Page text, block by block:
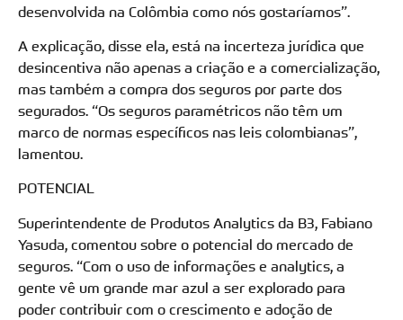
desenvolvida na Colômbia como nós gostaríamos”.
A explicação, disse ela, está na incerteza jurídica que
desincentiva não apenas a criação e a comercialização,
mas também a compra dos seguros por parte dos
segurados. “Os seguros paramétricos não têm um
marco de normas específicos nas leis colombianas”,
lamentou.
POTENCIAL
Superintendente de Produtos Analytics da B3, Fabiano
Yasuda, comentou sobre o potencial do mercado de
seguros. “Com o uso de informações e analytics, a
gente vê um grande mar azul a ser explorado para
poder contribuir com o crescimento e adoção de